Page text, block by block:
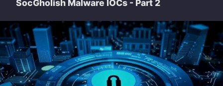
SocGholish Malware IOCs - Part 2